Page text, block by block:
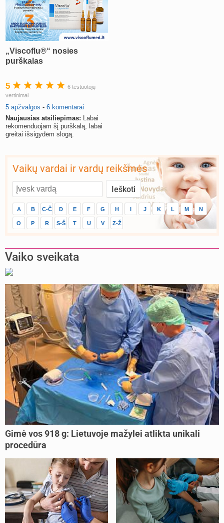
„Viscoflu®“ nosies
purškalas
5
6 testuotojų
vertinimai
5 apžvalgos - 6 komentarai
Naujausias atsiliepimas: Labai
rekomenduojam šį purškalą, labai
greitai išsigydėm slogą.
Vaikų vardai ir vardų reikšmės
A B C-Č D E F G H I J K L M N
O P R S-Š T U V Z-Ž
Vaiko sveikata
Gimė vos 918 g: Lietuvoje mažylei atlikta unikali
procedūra